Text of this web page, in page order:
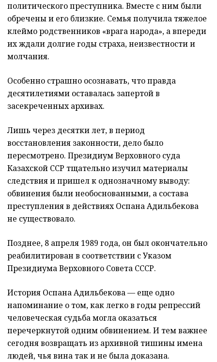
политического преступника. Вместе с ним были
обречены и его близкие. Семья получила тяжелое
клеймо родственников «врага народа», а впереди
их ждали долгие годы страха, неизвестности и
молчания.
Особенно страшно осознавать, что правда
десятилетиями оставалась запертой в
засекреченных архивах.
Лишь через десятки лет, в период
восстановления законности, дело было
пересмотрено. Президиум Верховного суда
Казахской ССР тщательно изучил материалы
следствия и пришел к однозначному выводу:
обвинения были необоснованными, а состава
преступления в действиях Оспана Адильбекова
не существовало.
Позднее, 8 апреля 1989 года, он был окончательно
реабилитирован в соответствии с Указом
Президиума Верховного Совета СССР.
История Оспана Адильбекова — еще одно
напоминание о том, как легко в годы репрессий
человеческая судьба могла оказаться
перечеркнутой одним обвинением. И тем важнее
сегодня возвращать из архивной тишины имена
людей, чья вина так и не была доказана.